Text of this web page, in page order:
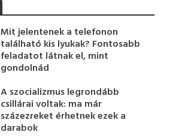
Mit jelentenek a telefonon
található kis lyukak? Fontosabb
feladatot látnak el, mint
gondolnád
A szocializmus legrondább
csillárai voltak: ma már
százezreket érhetnek ezek a
darabok